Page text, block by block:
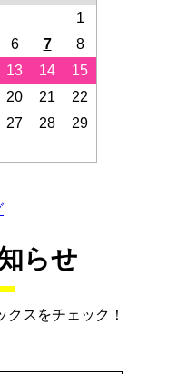
1
6 7
8
13 14
15
20 21
22
27 28
29
らせ
スをチェック！